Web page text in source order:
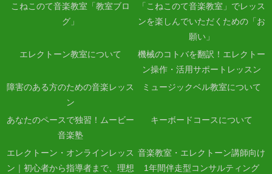
こねこのて音楽教室「教室ブロ
グ」
「こねこのて音楽教室」でレッス
ンを楽しんでいただくための「お
願い」
エレクトーン教室について
機械のコトバを翻訳！エレクトー
ン操作・活用サポートレッスン
障害のある方のための音楽レッス
ン
ミュージックベル教室について
あなたのペースで独習！ムービー
音楽塾
キーボードコースについて
エレクトーン・オンラインレッス
ン｜初心者から指導者まで、理想
音楽教室・エレクトーン講師向け
1年間伴走型コンサルティング